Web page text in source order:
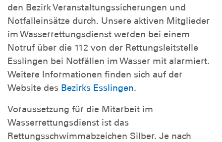
den Bezirk Veranstaltungssicherungen und
Notfalleinsätze durch. Unsere aktiven Mitglieder
im Wasserrettungsdienst werden bei einem
Notruf über die 112 von der Rettungsleitstelle
Esslingen bei Notfällen im Wasser mit alarmiert.
Weitere Informationen finden sich auf der
Website des Bezirks Esslingen.
Voraussetzung für die Mitarbeit im
Wasserrettungsdienst ist das
Rettungsschwimmabzeichen Silber. Je nach